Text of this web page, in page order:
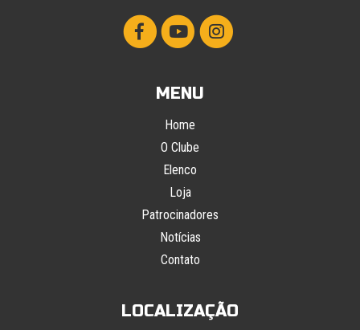
MENU
Home
O Clube
Elenco
Loja
Patrocinadores
Notícias
Contato
LOCALIZAÇÃO